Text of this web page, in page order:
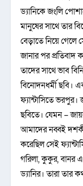
ড্যানিকে জংলি
মানুষের সাথে তার
বেড়াতে নিয়ে গেলে
জানার পর প্রতিবাদ
তাদের সাথে ভাব
বিনোদনধর্মী ছবি।
ফ্যান্টাসিতে ভরপুর।
ছবিতে। যেমন –
আমাদের নব্বই
করেছিল সেই
গরিলা, কুকুর, বানর
ড্যানির। তারা তার